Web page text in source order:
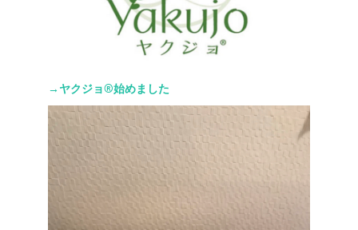
→ヤクジョ®︎始めました